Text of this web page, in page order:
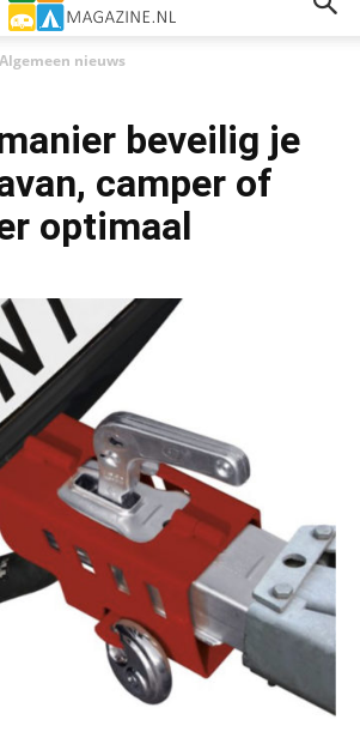
Algemeen nieuws
beveilig je
camper of
optimaal